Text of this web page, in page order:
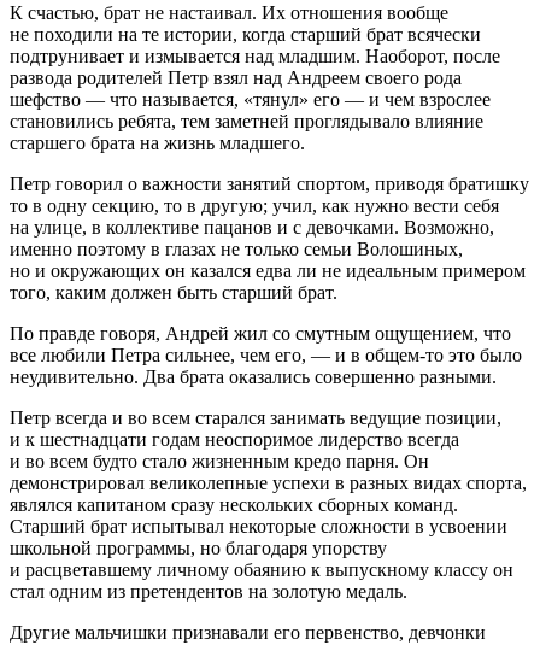
К счастью, брат не настаивал. Их отношения вообще
не походили на те истории, когда старший брат всячески
подтрунивает и измывается над младшим. Наоборот, после
развода родителей Петр взял над Андреем своего рода
шефство — что называется, «тянул» его — и чем взрослее
становились ребята, тем заметней проглядывало влияние
старшего брата на жизнь младшего.
Петр говорил о важности занятий спортом, приводя братишку
то в одну секцию, то в другую; учил, как нужно вести себя
на улице, в коллективе пацанов и с девочками. Возможно,
именно поэтому в глазах не только семьи Волошиных,
но и окружающих он казался едва ли не идеальным примером
того, каким должен быть старший брат.
По правде говоря, Андрей жил со смутным ощущением, что
все любили Петра сильнее, чем его, — и в общем-то это было
неудивительно. Два брата оказались совершенно разными.
Петр всегда и во всем старался занимать ведущие позиции,
и к шестнадцати годам неоспоримое лидерство всегда
и во всем будто стало жизненным кредо парня. Он
демонстрировал великолепные успехи в разных видах спорта,
являлся капитаном сразу нескольких сборных команд.
Старший брат испытывал некоторые сложности в усвоении
школьной программы, но благодаря упорству
и расцветавшему личному обаянию к выпускному классу он
стал одним из претендентов на золотую медаль.
Другие мальчишки признавали его первенство, девчонки